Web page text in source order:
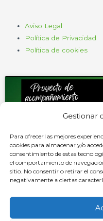
Gestionar
Para ofrecer las mejores
cookies para almacenar y/o
consentimiento de estas
el comportamiento de
sitio. No consentir o retirar el
negativamente a ciertas
Aviso Legal
Política de Privacidad
Política de cookies
marketing y